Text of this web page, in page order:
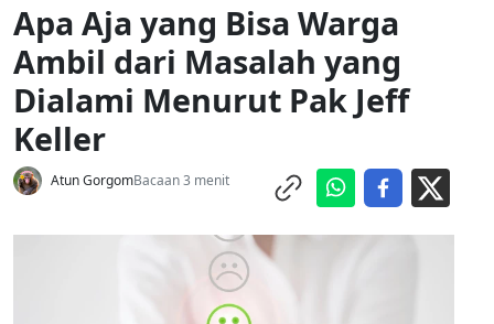
Apa Aja yang Bisa Warga
Ambil dari Masalah yang
Dialami Menurut Pak Jeff
Keller
Atun GorgomBacaan 3 menit